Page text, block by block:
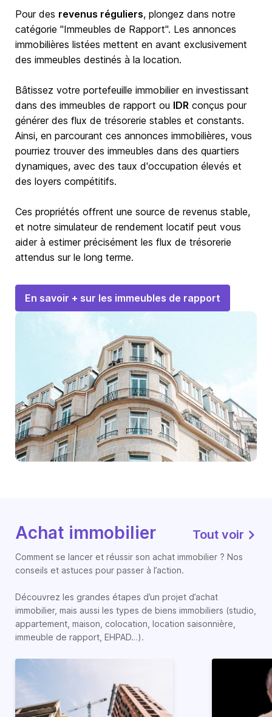
Pour des revenus réguliers, plongez dans notre
catégorie "Immeubles de Rapport". Les annonces
immobilières listées mettent en avant exclusivement
des immeubles destinés à la location.
Bâtissez votre portefeuille immobilier en investissant
dans des immeubles de rapport ou IDR conçus pour
générer des flux de trésorerie stables et constants.
Ainsi, en parcourant ces annonces immobilières, vous
pourriez trouver des immeubles dans des quartiers
dynamiques, avec des taux d'occupation élevés et
des loyers compétitifs.
Ces propriétés offrent une source de revenus stable,
et notre simulateur de rendement locatif peut vous
aider à estimer précisément les flux de trésorerie
attendus sur le long terme.
En savoir + sur les immeubles de rapport
Achat immobilier Tout voir
Comment se lancer et réussir son achat immobilier ? Nos
conseils et astuces pour passer à l’action.
Découvrez les grandes étapes d’un projet d’achat
immobilier, mais aussi les types de biens immobiliers (studio,
appartement, maison, colocation, location saisonnière,
immeuble de rapport, EHPAD…).